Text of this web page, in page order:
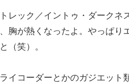
ック／イントゥ・ダークネ
胸が熱くなったよ。やっぱり
（笑）。
コーダーとかのガジエット